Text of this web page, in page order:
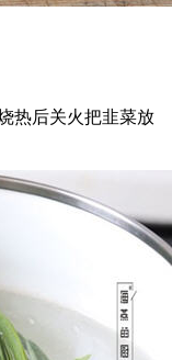
热后关火把韭菜放